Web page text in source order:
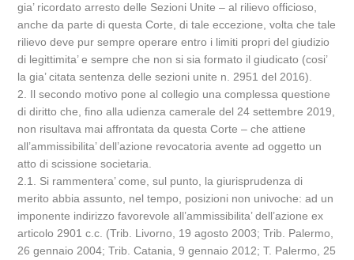
gia’ ricordato arresto delle Sezioni Unite – al rilievo officioso,
anche da parte di questa Corte, di tale eccezione, volta che tale
rilievo deve pur sempre operare entro i limiti propri del giudizio
di legittimita’ e sempre che non si sia formato il giudicato (cosi’
la gia’ citata sentenza delle sezioni unite n. 2951 del 2016).
2. Il secondo motivo pone al collegio una complessa questione
di diritto che, fino alla udienza camerale del 24 settembre 2019,
non risultava mai affrontata da questa Corte – che attiene
all’ammissibilita’ dell’azione revocatoria avente ad oggetto un
atto di scissione societaria.
2.1. Si rammentera’ come, sul punto, la giurisprudenza di
merito abbia assunto, nel tempo, posizioni non univoche: ad un
imponente indirizzo favorevole all’ammissibilita’ dell’azione ex
articolo 2901 c.c. (Trib. Livorno, 19 agosto 2003; Trib. Palermo,
26 gennaio 2004; Trib. Catania, 9 gennaio 2012; T. Palermo, 25